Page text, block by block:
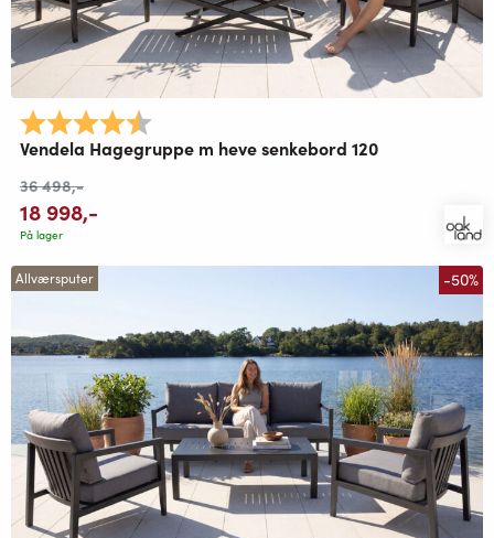
Karakter:
Vendela Hagegruppe m heve senkebord 120
36 498,-
18 998,-
På lager
Allværsputer -50%